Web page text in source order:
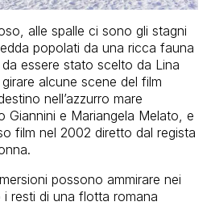
alle spalle ci sono gli stagni
popolati da una ricca fauna
essere stato scelto da Lina
alcune scene del film
nell’azzurro mare
Giannini e Mariangela Melato, e
film nel 2002 diretto dal regista
possono ammirare nei
resti di una flotta romana